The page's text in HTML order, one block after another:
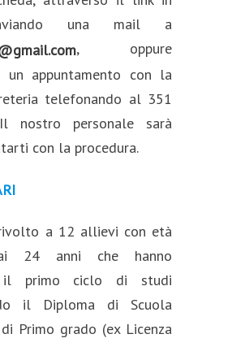
una mail a
, oppure
un appuntamento con la
telefonando al 351
nostro personale sarà
con la procedura.
a 12 allievi con età
24 anni che hanno
il primo ciclo di studi
il Diploma di Scuola
Primo grado (ex Licenza